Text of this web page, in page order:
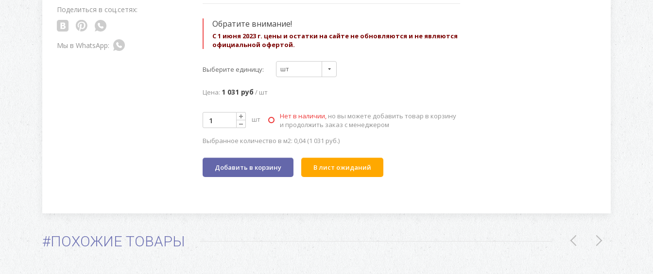
Поделиться в соц.сетях:
Обратите внимание!
С 1 июня 2023 г. цены и остатки на сайте не обновляются и не являются
официальной офертой.
Выберите единицу: шт
Цена: 1 031 руб / шт
шт Нет в наличии, но вы можете добавить товар в корзину
и продолжить заказ с менеджером
Выбранное количество в м2: 0,04 (1 031 руб.)
Добавить в корзину В лист ожиданий
#ПОХОЖИЕ ТОВАРЫ